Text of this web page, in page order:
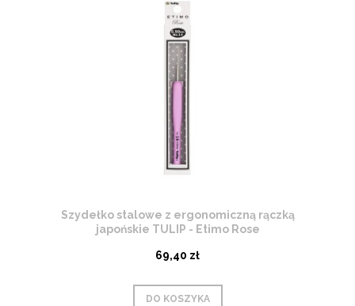
Szydełko stalowe z ergonomiczną rączką
japońskie TULIP - Etimo Rose
69,40 zł
DO KOSZYKA